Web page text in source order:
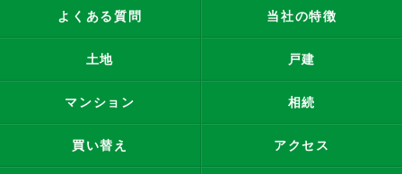
よくある質問 当社の特徴
土地 戸建
マンション 相続
買い替え アクセス